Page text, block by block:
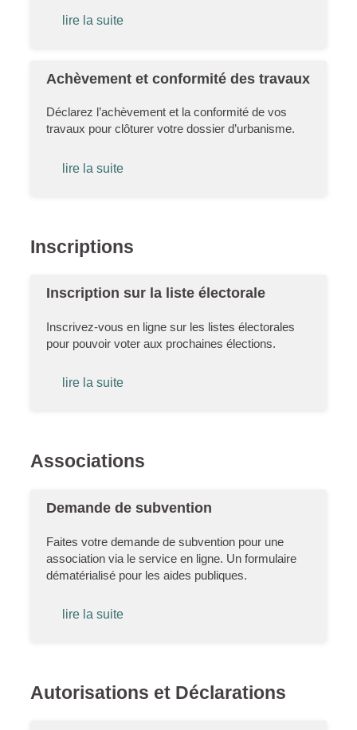
lire la suite
Achèvement et conformité des travaux
Déclarez l’achèvement et la conformité de vos
travaux pour clôturer votre dossier d’urbanisme.
lire la suite
Inscriptions
Inscription sur la liste électorale
Inscrivez-vous en ligne sur les listes électorales
pour pouvoir voter aux prochaines élections.
lire la suite
Associations
Demande de subvention
Faites votre demande de subvention pour une
association via le service en ligne. Un formulaire
dématérialisé pour les aides publiques.
lire la suite
Autorisations et Déclarations